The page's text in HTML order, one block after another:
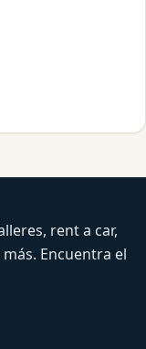
rent a car,
Encuentra el